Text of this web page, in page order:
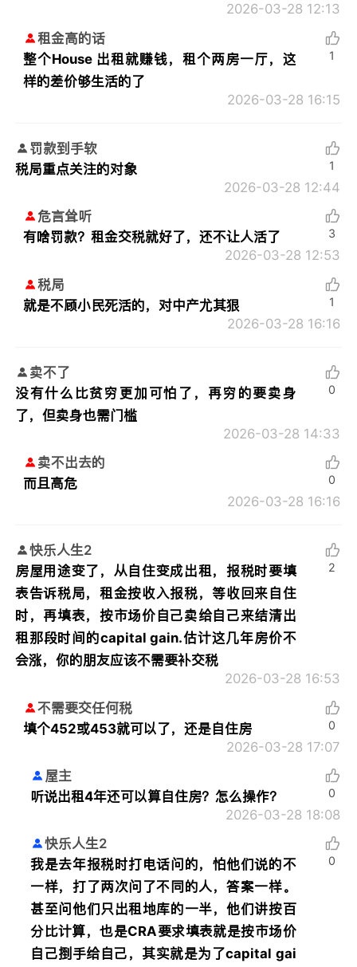
2026-03-28 12:13
租金高的话
整个House 出租就赚钱，租个两房一厅，这
样的差价够生活的了
2026-03-28 16:15
1
罚款到手软
税局重点关注的对象
2026-03-28 12:44
1
危言耸听
有啥罚款？租金交税就好了，还不让人活了
2026-03-28 12:53
3
税局
就是不顾小民死活的，对中产尤其狠
2026-03-28 16:16
1
卖不了
没有什么比贫穷更加可怕了，再穷的要卖身
了，但卖身也需门槛
2026-03-28 14:33
0
卖不出去的
而且高危
2026-03-28 16:16
0
快乐人生2
房屋用途变了，从自住变成出租，报税时要填
表告诉税局，租金按收入报税，等收回来自住
时，再填表，按市场价自己卖给自己来结清出
租那段时间的capital gain.估计这几年房价不
会涨，你的朋友应该不需要补交税
2026-03-28 16:53
2
不需要交任何税
填个452或453就可以了，还是自住房
2026-03-28 17:07
0
屋主
听说出租4年还可以算自住房？怎么操作？
2026-03-28 18:08
0
快乐人生2
我是去年报税时打电话问的，怕他们说的不
一样，打了两次问了不同的人，答案一样。
甚至问他们只出租地库的一半，他们讲按百
分比计算，也是CRA要求填表就是按市场价
自己捯手给自己，其实就是为了capital gai
0